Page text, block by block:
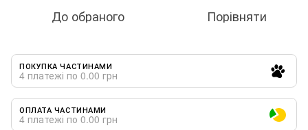
До обраного Порівняти
ПОКУПКА ЧАСТИНАМИ
4 платежі по 0.00 грн
ОПЛАТА ЧАСТИНАМИ
4 платежі по 0.00 грн